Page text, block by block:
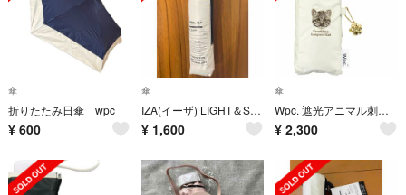
傘
折りたたみ日傘 wpc
¥ 600
傘
IZA(イーザ) LIGHT＆SLIM 日傘 折りたたみ ライト＆スリム
¥ 1,600
傘
Wpc. 遮光アニマル刺繍 日傘 晴雨兼用 折り畳み傘 ツシマヤマネコ オフホワイト
¥ 2,300